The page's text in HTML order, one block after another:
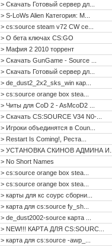
> Скачать Готовый сервер дл...
> S-LoWs Alien Категория: М...
> cs:source steam v72 CW се...
> О бета ключах CS:GO
> Мафия 2 2010 торрент
> Скачать GunGame - Source ...
> Скачать Готовый сервер дл...
> de_dust2_2x2_sks_win кар...
> cs:source orange box stea...
> Читы для CoD 2 - AsMcoD2 ...
> Скачать CS:SOURCE V34 N0-...
> Игроки объединятся в Coun...
> Restart Is Coming!, Реста...
> УСТАНОВКА СКИНОВ АДМИНА И...
> No Short Names
> cs:source orange box stea...
> cs:source orange box stea...
> карты для кс соурс сборни...
> карта для cs:source fy_sh...
> de_dust2002-source карта ...
> NEW!!! КАРТА ДЛЯ CS:SOURC...
> карта для cs:source -awp_...